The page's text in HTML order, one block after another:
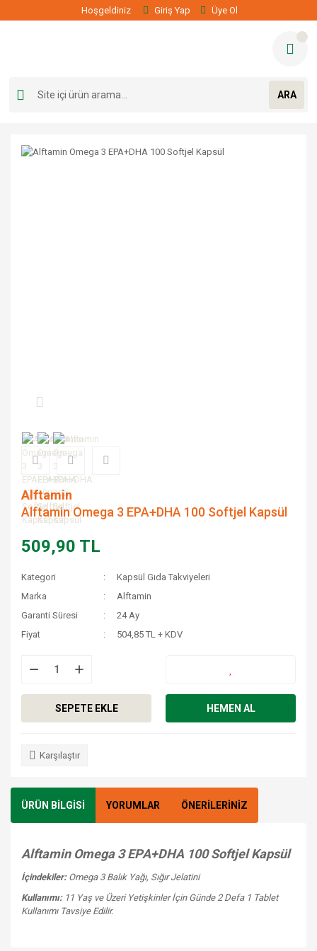
Hoşgeldiniz Giriş Yap Üye Ol
ARA
Alftamin
Alftamin Omega 3 EPA+DHA 100 Softjel Kapsül
509,90 TL
Kategori
Kapsül Gıda Takviyeleri
Marka
Alftamin
Garanti Süresi
24 Ay
Fiyat
504,85 TL + KDV
SEPETE EKLE HEMEN AL
Karşılaştır
ÜRÜN BİLGİSİ YORUMLAR ÖNERİLERİNİZ
Alftamin Omega 3 EPA+DHA 100 Softjel Kapsül
İçindekiler:Omega 3 Balık Yağı, Sığır Jelatini
Kullanımı:11 Yaş ve Üzeri Yetişkinler İçin Günde 2 Defa 1 Tablet
Kullanımı Tavsiye Edilir.